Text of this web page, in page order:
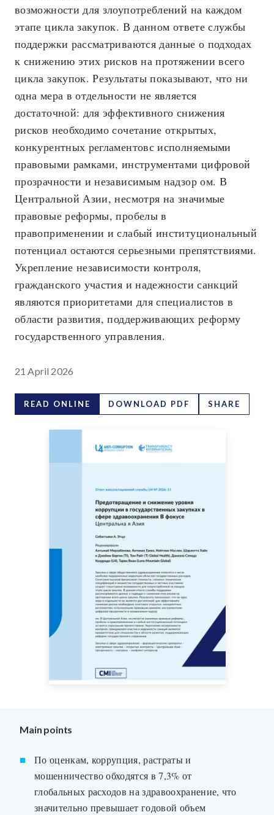
возможности для злоупотреблений на каждом
этапе цикла закупок. В данном ответе службы
поддержки рассматриваются данные о подходах
к снижению этих рисков на протяжении всего
цикла закупок. Результаты показывают, что ни
одна мера в отдельности не является
достаточной: для эффективного снижения
рисков необходимо сочетание открытых,
конкурентных регламентовс исполняемыми
правовыми рамками, инструментами цифровой
прозрачности и независимым надзор ом. В
Центральной Азии, несмотря на значимые
правовые реформы, пробелы в
правоприменении и слабый институциональный
потенциал остаются серьезными препятствиями.
Укрепление независимости контроля,
гражданского участия и надежности санкций
являются приоритетами для специалистов в
области развития, поддерживающих реформу
государственного управления.
21 April 2026
READ ONLINE DOWNLOAD PDF SHARE
Main points
По оценкам, коррупция, растраты и
мошенничество обходятся в 7,3% от
глобальных расходов на здравоохранение, что
значительно превышает годовой объем